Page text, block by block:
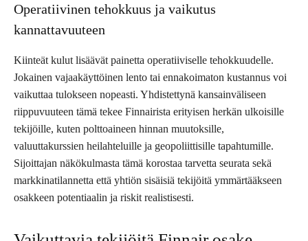
Operatiivinen tehokkuus ja vaikutus
kannattavuuteen
Kiinteät kulut lisäävät painetta operatiiviselle tehokkuudelle.
Jokainen vajaakäyttöinen lento tai ennakoimaton kustannus voi
vaikuttaa tulokseen nopeasti. Yhdistettynä kansainväliseen
riippuvuuteen tämä tekee Finnairista erityisen herkän ulkoisille
tekijöille, kuten polttoaineen hinnan muutoksille,
valuuttakurssien heilahteluille ja geopoliittisille tapahtumille.
Sijoittajan näkökulmasta tämä korostaa tarvetta seurata sekä
markkinatilannetta että yhtiön sisäisiä tekijöitä ymmärtääkseen
osakkeen potentiaalin ja riskit realistisesti.